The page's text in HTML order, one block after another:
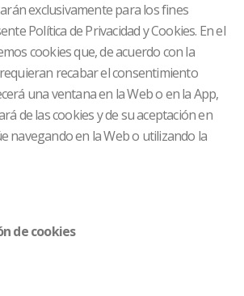
exclusivamente para los fines
Política de Privacidad y Cookies. En el
cookies que, de acuerdo con la
recabar el consentimiento
una ventana en la Web o en la App,
de las cookies y de su aceptación en
navegando en la Web o utilizando la
de cookies